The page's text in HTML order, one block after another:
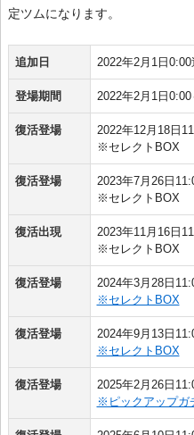
定ツムになります。
追加日 2022年2月1日0:00
登場期間 2022年2月1日
復活登場
2022年12月18日
※セレクトBOX
復活登場
2023年7月26日
※セレクトBOX
復活出現
2023年11月16日
※セレクトBOX
復活登場
2024年3月28日
※セレクトBOX
復活登場
2024年9月13日
※セレクトBOX
復活登場
2025年2月26日
※ピックアップガ